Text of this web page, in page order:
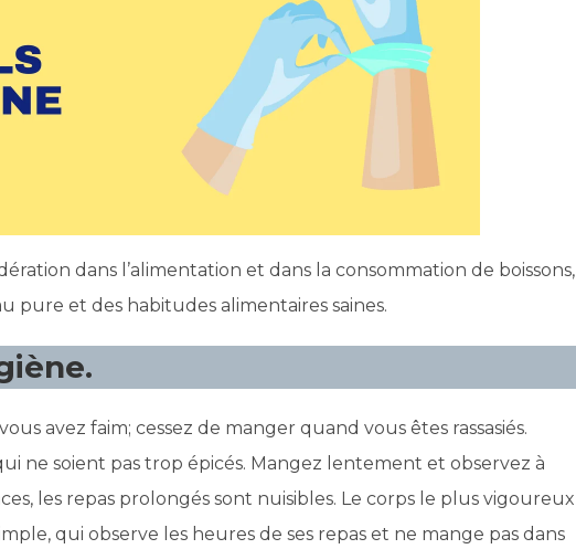
dans l’alimentation et dans la consommation de boissons,
pure et des habitudes alimentaires saines.
avez faim; cessez de manger quand vous êtes rassasiés.
ne soient pas trop épicés. Mangez lentement et observez à
les repas prolongés sont nuisibles. Le corps le plus vigoureux
qui observe les heures de ses repas et ne mange pas dans